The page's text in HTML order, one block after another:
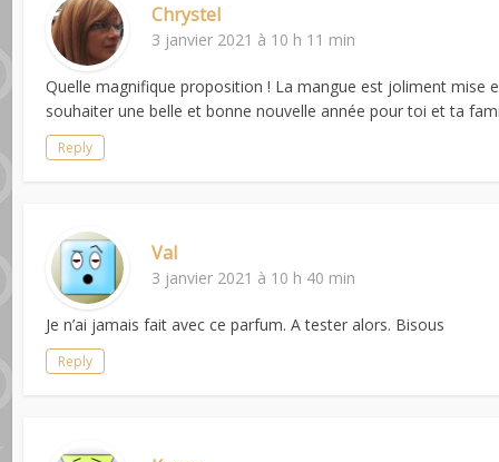
Chrystel
3 janvier 2021 à 10 h 11 min
Quelle magnifique proposition ! La mangue est joliment mise
souhaiter une belle et bonne nouvelle année pour toi et ta
Reply
Val
3 janvier 2021 à 10 h 40 min
Je n’ai jamais fait avec ce parfum. A tester alors. Bisous
Reply